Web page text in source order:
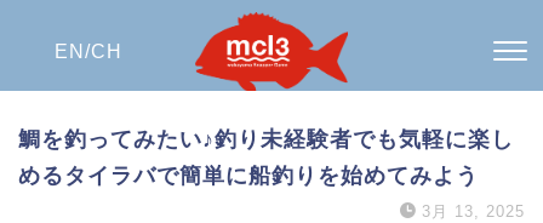
EN/CH
鯛を釣ってみたい♪釣り未経験者でも気軽に楽し
めるタイラバで簡単に船釣りを始めてみよう
3月 13, 2025